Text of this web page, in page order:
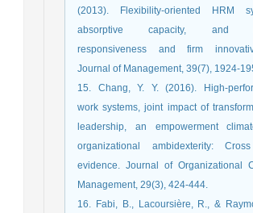
(2013). Flexibility-oriented HRM
absorptive capacity, and
responsiveness and firm
Journal of Management, 39(7), 1924-
15. Chang, Y. Y. (2016). High-
work systems, joint impact of
leadership, an empowerment
organizational ambidexterity:
evidence. Journal of Organizational
Management, 29(3), 424-444.
16. Fabi, B., Lacoursière, R., &